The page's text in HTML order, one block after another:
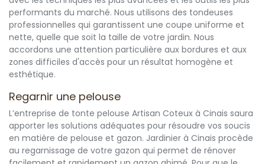
performants du marché. Nous utilisons des tondeuses
professionnelles qui garantissent une coupe uniforme et
nette, quelle que soit la taille de votre jardin. Nous
accordons une attention particulière aux bordures et aux
zones difficiles d'accès pour un résultat homogène et
esthétique.
Regarnir une pelouse
L’entreprise de tonte pelouse Artisan Coteux à Cinais saura
apporter les solutions adéquates pour résoudre vos soucis
en matière de pelouse et gazon. Jardinier à Cinais procède
au regarnissage de votre gazon qui permet de rénover